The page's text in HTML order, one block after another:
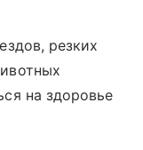
резких
на здоровье